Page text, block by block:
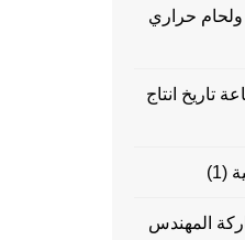
حراري
تاريخ انتاج
(1)
عصر الزيوت موديل 811 ماركة المهندس